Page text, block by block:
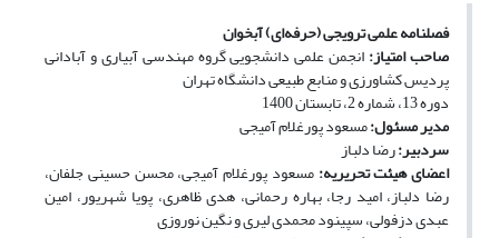
فصلنامه علمی ترویجی (حرفه‌ای) آبخوان
صاحب امتیاز:انجمن علمی دانشجویی گروه مهندسی آبیاری و آبادانی
پردیس کشاورزی و منابع طبیعی دانشگاه تهران
دوره 13، شماره 2، تابستان 1400
مدیر مسئول:مسعود پورغلام آمیجی
سردبیر:رضا دلباز
اعضای هیئت تحریریه:مسعود پورغلام آمیجی، محسن حسینی جلفان،
رضا دلباز، امید رجا، بهاره رحمانی، هدی ظاهری، پویا شهریور، امین
عبدی دزفولی، سپینود محمدی لیری و نگین نوروزی